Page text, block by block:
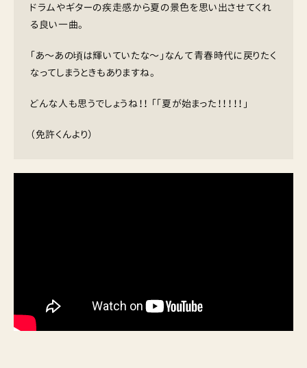
ドラムやギターの疾走感から夏の景色を思い出させてくれ
る良い一曲。
「あ〜あの頃は輝いていたな〜」なんて青春時代に戻りたく
なってしまうときもありますね。
どんな人も思うでしょうね！！ 「「夏が始まった！！！！！」
（免許くんより）